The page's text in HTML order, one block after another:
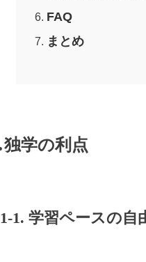
FAQ
まとめ
独学の利点
1-1. 学習ペースの自